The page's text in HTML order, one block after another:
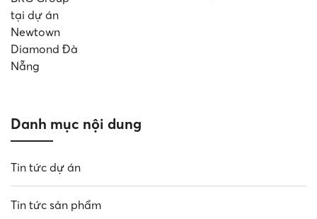
Danh mục nội dung
Tin tức dự án
Tin tức sản phẩm